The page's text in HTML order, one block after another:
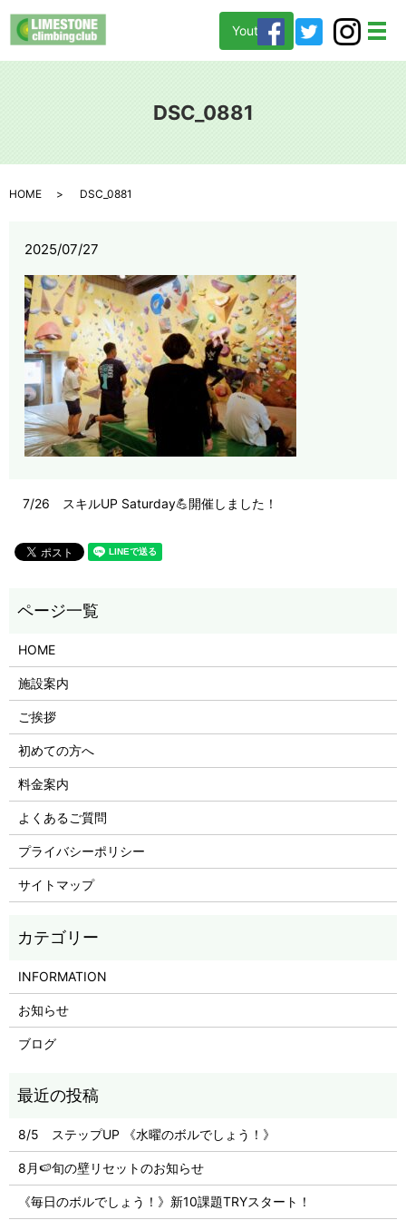
メ
Youtube
DSC_0881
HOME DSC_0881
2025/07/27
7/26 スキルUP Saturday💪開催しました！
HOME
施設案内
ご挨拶
初めての方へ
料金案内
よくあるご質問
プライバシーポリシー
サイトマップ
INFORMATION
お知らせ
ブログ
8/5 ステップUP 《水曜のボルでしょう！》
8月🍉旬の壁リセットのお知らせ
《毎日のボルでしょう！》新10課題TRYスタート！